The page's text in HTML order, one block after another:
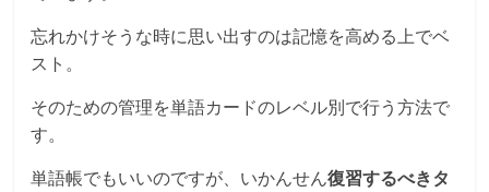
忘れかけそうな時に思い出すのは記憶を高める上でベ
スト。
そのための管理を単語カードのレベル別で行う方法で
す。
単語帳でもいいのですが、いかんせん復習するべきタ